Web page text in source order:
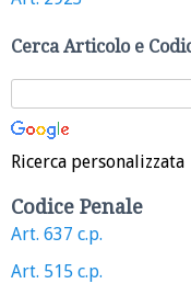
Cerca Articolo e
Ricerca personalizzata
Codice Penale
Art. 637 c.p.
Art. 515 c.p.